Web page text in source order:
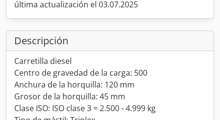
última actualización el 03.07.2025
Descripción
Carretilla diesel
Centro de gravedad de la carga: 500
Anchura de la horquilla: 120 mm
Grosor de la horquilla: 45 mm
Clase ISO: ISO clase 3 = 2.500 - 4.999 kg